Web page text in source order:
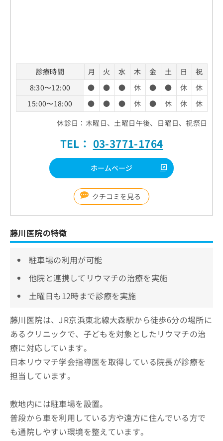
診療時間 月 火 水 木 金 土 日
祝
8:30〜12:00
● ● ● 休 ● ● 休
休
15:00〜18:00
● ● ● 休 ● 休 休
休
休診日：木曜日、土曜日午後、日曜日、祝祭日
TEL： 03-3771-1764
ホームページ
クチコミを見る
藤川医院の特徴
駐車場の利用が可能
他院と連携してリウマチの治療を実施
土曜日も12時まで診療を実施
藤川医院は、JR京浜東北線大森駅から徒歩6分の場所に
あるクリニックで、子どもを対象としたリウマチの治
療に対応しています。
日本リウマチ学会指導医を取得している院長が診療を
担当しています。
敷地内には駐車場を設置。
普段から車を利用している方や遠方に住んでいる方で
も通院しやすい環境を整えています。